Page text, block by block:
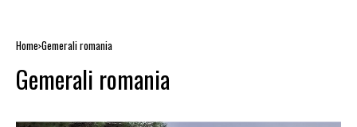
Home Gemerali romania
Gemerali romania